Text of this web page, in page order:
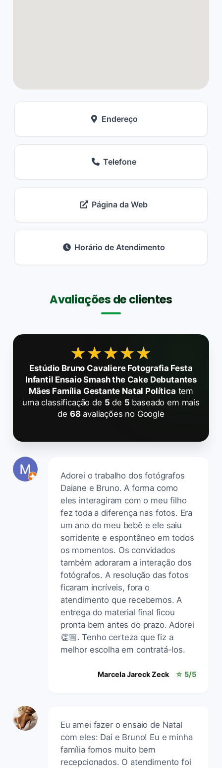
Endereço
Telefone
Página da Web
Horário de Atendimento
Avaliações de clientes
★★★★★
★★★★★
Estúdio Bruno Cavaliere Fotografia Festa
Infantil Ensaio Smash the Cake Debutantes
Mães Família Gestante Natal Política tem
uma classificação de 5 de 5 baseado em mais
de 68avaliações no Google
Adorei o trabalho dos fotógrafos
Daiane e Bruno. A forma como
eles interagiram com o meu filho
fez toda a diferença nas fotos. Era
um ano do meu bebê e ele saiu
sorridente e espontâneo em todos
os momentos. Os convidados
também adoraram a interação dos
fotógrafos. A resolução das fotos
ficaram incríveis, fora o
atendimento que recebemos. A
entrega do material final ficou
pronta bem antes do prazo. Adorei
👏🏼. Tenho certeza que fiz a
melhor escolha em contratá-los.
Marcela Jareck Zeck ☆ 5/5
Eu amei fazer o ensaio de Natal
com eles: Dai e Bruno! Eu e minha
família fomos muito bem
recepcionados. O atendimento foi